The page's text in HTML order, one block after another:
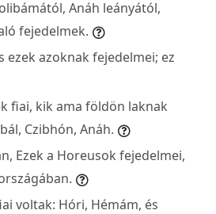
Anáh leányától,
fejedelmek.
ezek azoknak fejedelmei; ez
fiai, kik ama földön laknak
Czibhón, Anáh.
Ezek a Horeusok fejedelmei,
voltak: Hóri, Hémám, és